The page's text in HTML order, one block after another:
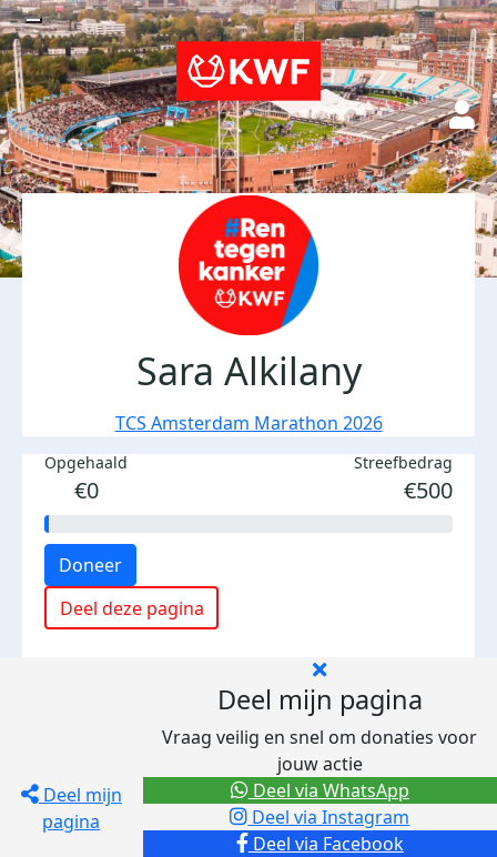
Sara Alkilany
TCS Amsterdam Marathon 2026
Opgehaald
€0
Streefbedrag
€500
Doneer
Deel deze pagina
Deel mijn
pagina
Deel mijn pagina
Vraag veilig en snel om donaties voor
jouw actie
Deel via Facebook
Deel via Instagram
Deel via WhatsApp